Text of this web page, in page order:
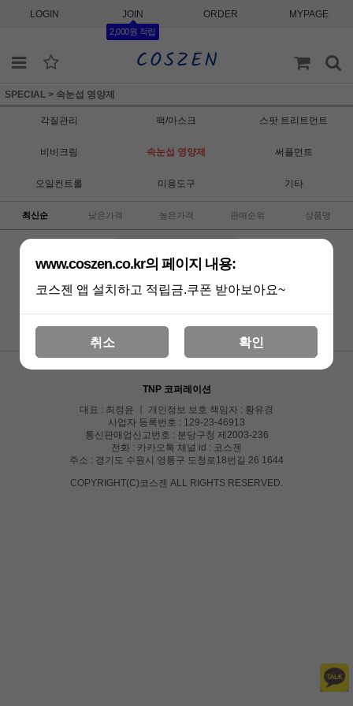
LOGIN JOIN
2,000원 적립
ORDER MYPAGE
SPECIAL > 속눈섭 영양제
각질관리 팩/마스크 스팟 트리트먼트
비비크림 속눈섭 영양제 써플먼트
오일컨트롤 미용도구 기타
최신순 낮은가격 높은가격 판매순위 상품명
상품 준비중 입니다.
이용안내 PC버전
TNP 코퍼레이션
대표 : 최정윤 ㅣ 개인정보 보호 책임자 : 황유경
사업자 등록번호 : 129-23-46913
통신판매업신고번호 : 분당구청 제2003-236
전화 : 카카오톡 채널 id : 코스젠
주소 : 경기도 수원시 영통구 도청로18번길 26 1644
COPYRIGHT(C)코스젠 ALL RIGHTS RESERVED.
www.coszen.co.kr의 페이지 내용:
코스젠 앱 설치하고 적립금.쿠폰 받아보아요~
취소 확인